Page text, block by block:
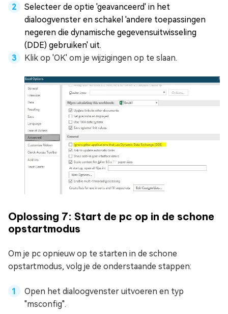
Selecteer de optie 'geavanceerd' in het
dialoogvenster en schakel 'andere toepassingen
negeren die dynamische gegevensuitwisseling
(DDE) gebruiken' uit.
Klik op 'OK' om je wijzigingen op te slaan.
Oplossing 7: Start de pc op in de schone
opstartmodus
Om je pc opnieuw op te starten in de schone
opstartmodus, volg je de onderstaande stappen:
Open het dialoogvenster uitvoeren en typ
"msconfig".